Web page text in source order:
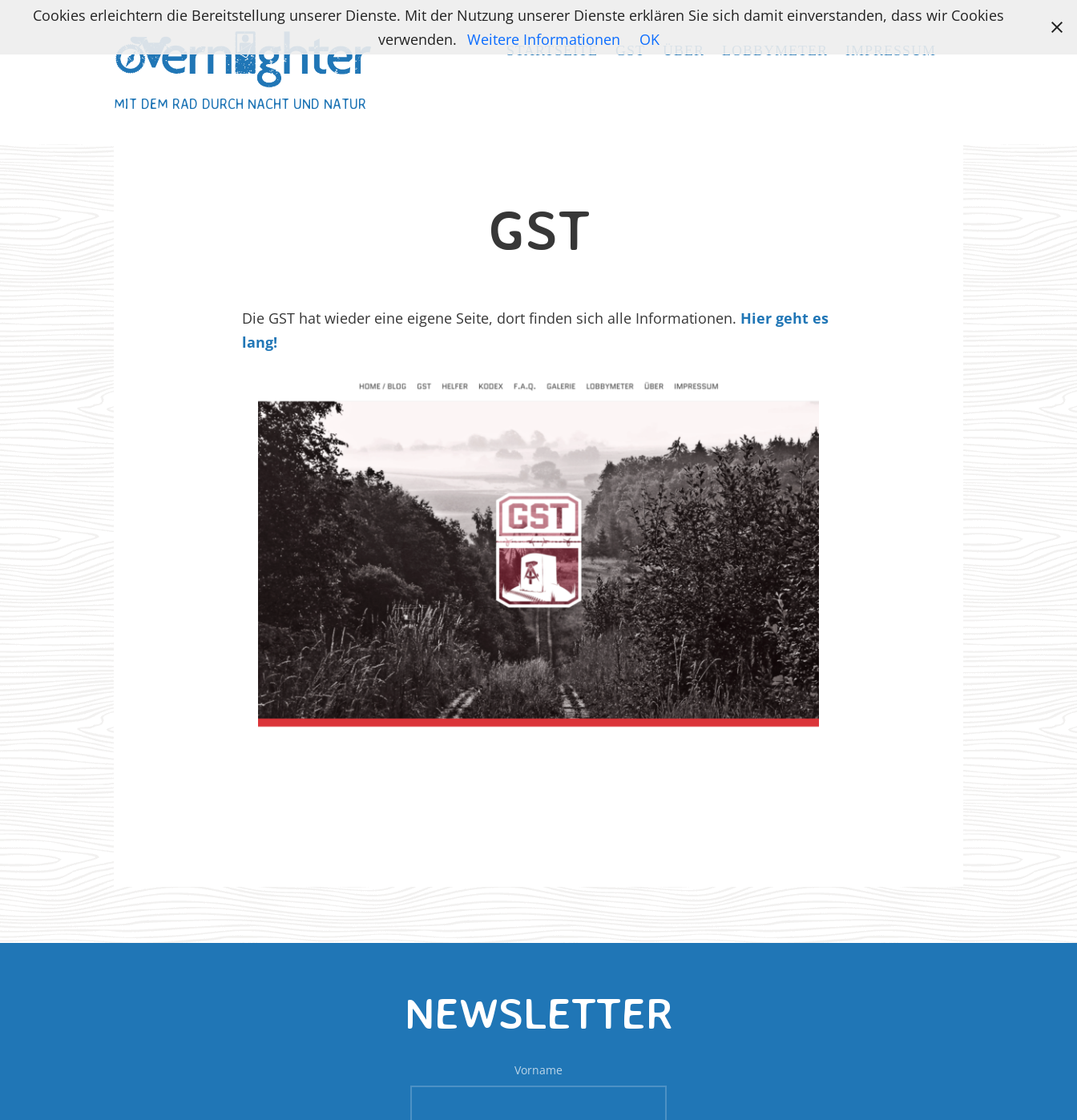
STARTSEITE GST ÜBER LOBBYMETER IMPRESSUM
MIT DEM RAD DURCH NACHT UND NATUR
STARTSEITE GST ÜBER LOBBYMETER IMPRESSUM
MIT DEM RAD DURCH NACHT UND NATUR
GST
Die GST hat wieder eine eigene Seite, dort finden sich alle Informationen. Hier geht es
lang!
NEWSLETTER
Vorname
Cookies erleichtern die Bereitstellung unserer Dienste. Mit der Nutzung unserer Dienste erklären Sie sich damit einverstanden, dass wir Cookies
verwenden. Weitere Informationen OK